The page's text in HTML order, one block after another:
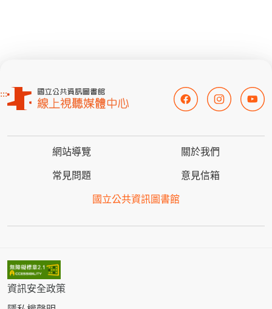
:::
網站導覽 關於我們
常見問題 意見信箱
國立公共資訊圖書館
資訊安全政策